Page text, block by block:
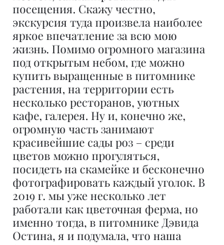
посещения. Скажу честно,
экскурсия туда произвела наиболее
яркое впечатление за всю мою
жизнь. Помимо огромного магазина
под открытым небом, где можно
купить выращенные в питомнике
растения, на территории есть
несколько ресторанов, уютных
кафе, галерея. Ну и, конечно же,
огромную часть занимают
красивейшие сады роз – среди
цветов можно прогуляться,
посидеть на скамейке и бесконечно
фотографировать каждый уголок. В
2019 г. мы уже несколько лет
работали как цветочная ферма, но
именно тогда, в питомнике Дэвида
Остина, я и подумала, что наша